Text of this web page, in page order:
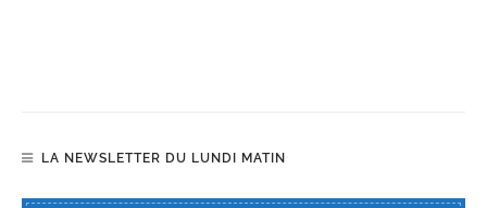
LA NEWSLETTER DU LUNDI MATIN